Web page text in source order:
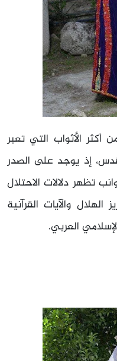
الأثواب التي تعبر
إذ يوجد على الصدر
تظهر دلالات الاحتلال
والآيات القرآنية
العربي.